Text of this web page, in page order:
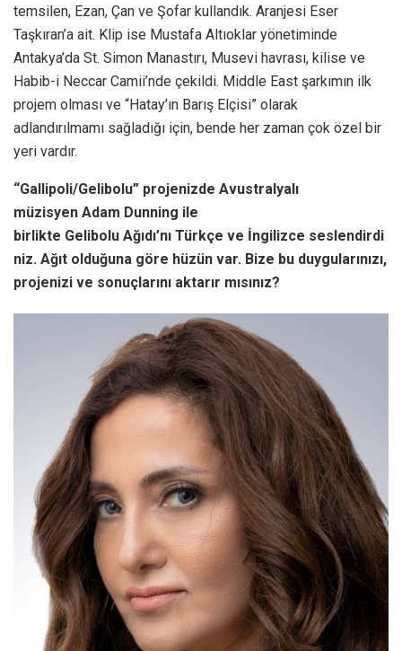
temsilen, Ezan, Çan ve Şofar kullandık. Aranjesi Eser
Taşkıran’a ait. Klip ise Mustafa Altıoklar yönetiminde
Antakya’da St. Simon Manastırı, Musevi havrası, kilise ve
Habib-i Neccar Camii’nde çekildi. Middle East şarkımın ilk
projem olması ve “Hatay’ın Barış Elçisi” olarak
adlandırılmamı sağladığı için, bende her zaman çok özel bir
yeri vardır.
“Gallipoli/Gelibolu” projenizde Avustralyalı
müzisyen Adam Dunning ile
birlikte Gelibolu Ağıdı’nı Türkçe ve İngilizce seslendirdi
niz. Ağıt olduğuna göre hüzün var. Bize bu duygularınızı,
projenizi ve sonuçlarını aktarır mısınız?